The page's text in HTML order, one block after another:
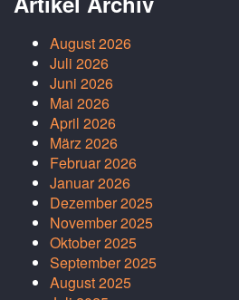
August 2026
Juli 2026
Juni 2026
Mai 2026
April 2026
März 2026
Februar 2026
Januar 2026
Dezember 2025
November 2025
Oktober 2025
September 2025
August 2025